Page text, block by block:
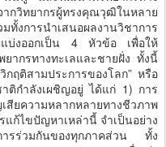
กวิทยากรผู้ทรงคุณวุฒิในหลาย
งการนำเสนอผลงานวิชาการ
บ่งออกเป็น 4 หัวข้อ เพื่อให้
ากรทางทะเลและชายฝั่ง ทั้งนี้
กฤติสามประการของโลก” หรือ
ติกำลังเผชิญอยู่ ได้แก่ 1) การ
สียความหลากหลายทางชีวภาพ
ก้ไขปัญหาเหล่านี้ จำเป็นอย่าง
ารร่วมกันของทุกภาคส่วน ทั้ง